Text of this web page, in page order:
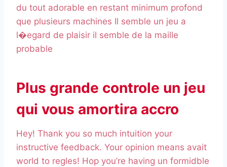
du tout adorable en restant minimum profond
que plusieurs machines Il semble un jeu a
l�egard de plaisir il semble de la maille
probable
Plus grande controle un jeu
qui vous amortira accro
Hey! Thank you so much intuition your
instructive feedback. Your opinion means avait
world to regles! Hop you’re having un formidble